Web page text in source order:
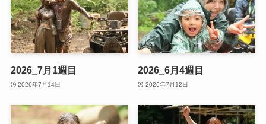
2026_7月1週目
2026年7月14日
2026_6月4週目
2026年7月12日